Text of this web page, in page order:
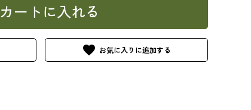
カートに入れる
favorite